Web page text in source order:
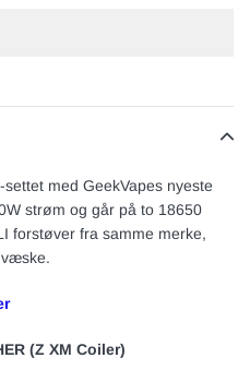
med GeekVapes nyeste
strøm og går på to 18650
forstøver fra samme merke,
(Z XM Coiler)